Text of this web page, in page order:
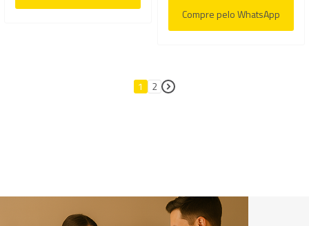
Compre pelo WhatsApp
Página
1 Página
2 Página
Próximo